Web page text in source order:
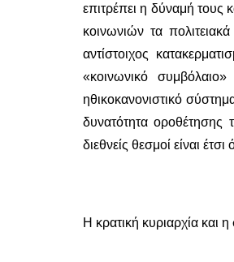
επιτρέπει η δύναμή τους
κοινωνιών τα
αντίστοιχος
«κοινωνικό
ηθικοκανονιστικό
δυνατότητα οροθέτησης
διεθνείς θεσμοί είναι
Η κρατική κυριαρχία και